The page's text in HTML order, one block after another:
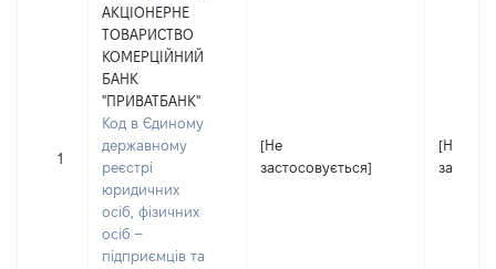
1
АКЦІОНЕРНЕ
ТОВАРИСТВО
КОМЕРЦІЙНИЙ
БАНК
"ПРИВАТБАНК"
Код в Єдиному
державному
реєстрі
юридичних
осіб, фізичних
осіб –
підприємців та
[Не
застосовується]
[Не